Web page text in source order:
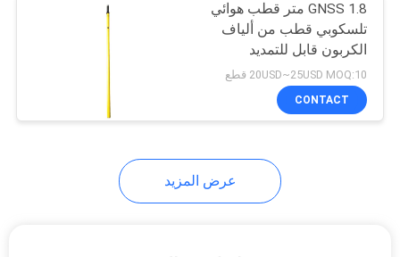
محول تريبراش
حوامل أدوات
GNSS 1.8 متر قطب هوائي
تلسكوبي قطب من ألياف
الكربون قابل للتمديد
20USD~25USD MOQ:10 قطع
CONTACT
عرض المزيد